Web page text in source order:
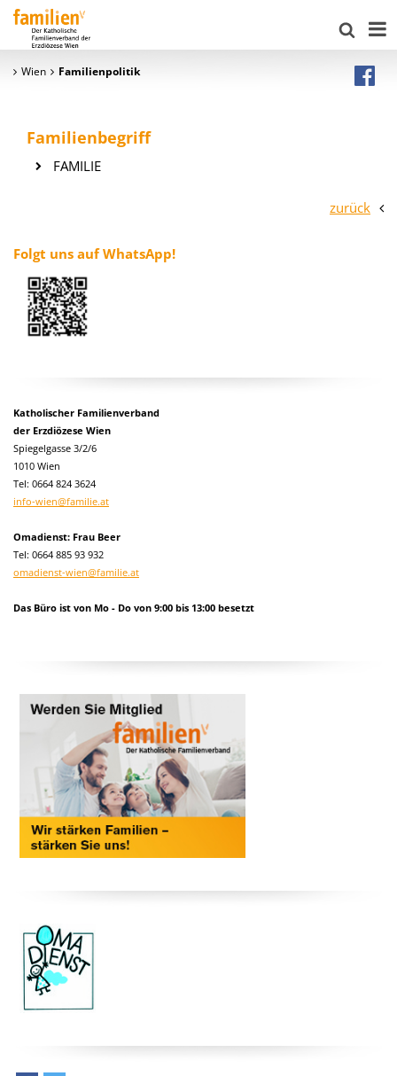
Wien Familienpolitik
Familienbegriff
FAMILIE
zurück
Folgt uns auf WhatsApp!
Katholischer Familienverband
der Erzdiözese Wien
Spiegelgasse 3/2/6
1010 Wien
Tel: 0664 824 3624
info-wien@familie.at
Omadienst: Frau Beer
Tel: 0664 885 93 932
omadienst-wien@familie.at
Das Büro ist von Mo - Do von 9:00 bis 13:00 besetzt